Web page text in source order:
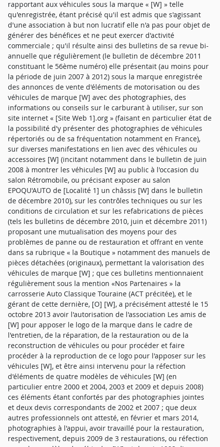
rapportant aux véhicules sous la marque « [W] » telle
qu'enregistrée, étant précisé qu'il est admis que s'agissant
d'une association à but non lucratif elle n'a pas pour objet de
générer des bénéfices et ne peut exercer d'activité
commerciale ; qu'il résulte ainsi des bulletins de sa revue bi-
annuelle que régulièrement (le bulletin de décembre 2011
constituant le 56ème numéro) elle présentait (au moins pour
la période de juin 2007 à 2012) sous la marque enregistrée
des annonces de vente d'éléments de motorisation ou des
véhicules de marque [W] avec des photographies, des
informations ou conseils sur le carburant à utiliser, sur son
site internet « [Site Web 1].org » (faisant en particulier état de
la possibilité d'y présenter des photographies de véhicules
répertoriés ou de sa fréquentation notamment en France),
sur diverses manifestations en lien avec des véhicules ou
accessoires [W] (incitant notamment dans le bulletin de juin
2008 à montrer les véhicules [W] au public à l'occasion du
salon Rétromobile, ou précisant exposer au salon
EPOQU'AUTO de [Localité 1] un châssis [W] dans le bulletin
de décembre 2010), sur les contrôles techniques ou sur les
conditions de circulation et sur les refabrications de pièces
(tels les bulletins de décembre 2010, juin et décembre 2011)
proposant une mutualisation des moyens pour des
problèmes de panne ou de restauration et offrant en vente
dans sa rubrique « la Boutique » notamment des manuels de
pièces détachées (originaux), permettant la valorisation des
véhicules de marque [W] ; que ces bulletins mentionnaient
régulièrement sous la mention «Nos Partenaires » la
carrosserie Auto Classique Touraine (ACT précitée), et le
gérant de cette dernière, [O] [W], a précisément attesté le 15
octobre 2013 avoir l'autorisation de l'association Les amis de
[W] pour apposer le logo de la marque dans le cadre de
l'entretien, de la réparation, de la restauration ou de la
reconstruction de véhicules ou pour procéder et faire
procéder à la reproduction de ce logo pour l'apposer sur les
véhicules [W], et être ainsi intervenu pour la réfection
d'éléments de quatre modèles de véhicules [W] (en
particulier entre 2000 et 2004, 2003 et 2009 et depuis 2008)
ces éléments étant confortés par des photographies jointes
et deux devis correspondants de 2002 et 2007 ; que deux
autres professionnels ont attesté, en février et mars 2014,
photographies à l'appui, avoir travaillé pour la restauration,
respectivement, depuis 2009 de 3 restaurations, ou réfection